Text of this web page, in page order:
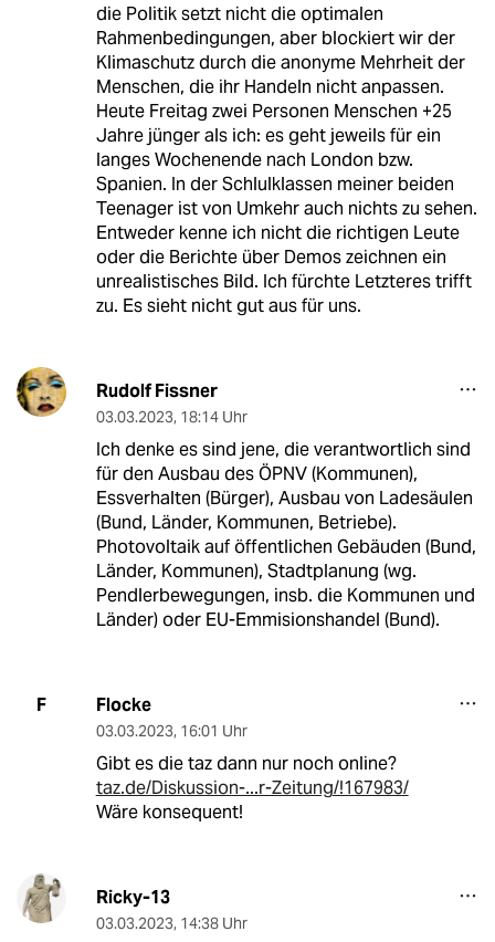
die Politik setzt nicht die optimalen
Rahmenbedingungen, aber blockiert wir der
Klimaschutz durch die anonyme Mehrheit der
Menschen, die ihr Handeln nicht anpassen.
Heute Freitag zwei Personen Menschen +25
Jahre jünger als ich: es geht jeweils für ein
langes Wochenende nach London bzw.
Spanien. In der Schlulklassen meiner beiden
Teenager ist von Umkehr auch nichts zu sehen.
Entweder kenne ich nicht die richtigen Leute
oder die Berichte über Demos zeichnen ein
unrealistisches Bild. Ich fürchte Letzteres trifft
zu. Es sieht nicht gut aus für uns.
Rudolf Fissner
03.03.2023, 18:14 Uhr
Ich denke es sind jene, die verantwortlich sind
für den Ausbau des ÖPNV (Kommunen),
Essverhalten (Bürger), Ausbau von Ladesäulen
(Bund, Länder, Kommunen, Betriebe).
Photovoltaik auf öffentlichen Gebäuden (Bund,
Länder, Kommunen), Stadtplanung (wg.
Pendlerbewegungen, insb. die Kommunen und
Länder) oder EU-Emmisionshandel (Bund).
F Flocke
03.03.2023, 16:01 Uhr
Gibt es die taz dann nur noch online?
taz.de/Diskussion-...r-Zeitung/!167983/
Wäre konsequent!
Ricky-13
03.03.2023, 14:38 Uhr